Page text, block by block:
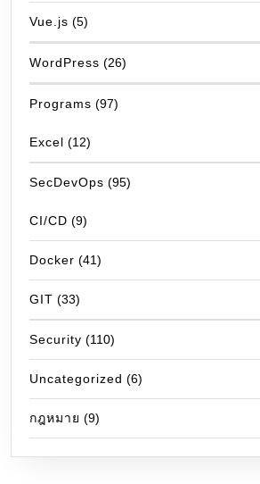
Vue.js (5)
WordPress (26)
Programs (97)
Excel (12)
SecDevOps (95)
CI/CD (9)
Docker (41)
GIT (33)
Security (110)
Uncategorized (6)
กฎหมาย (9)